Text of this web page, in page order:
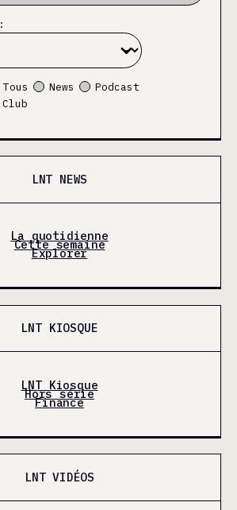
Tous News
Podcast
Club
LNT NEWS
La quotidienne
Cette semaine
Explorer
LNT KIOSQUE
LNT Kiosque
Hors série
Finance
LNT VIDÉOS